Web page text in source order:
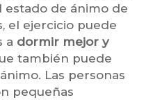
estado de ánimo de
el ejercicio puede
a dormir mejor y
también puede
Las personas
pequeñas